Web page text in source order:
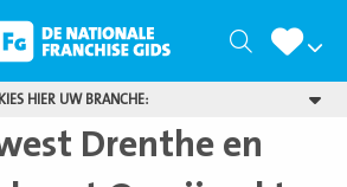
Zoeken
KIES HIER UW BRANCHE:
Drenthe en